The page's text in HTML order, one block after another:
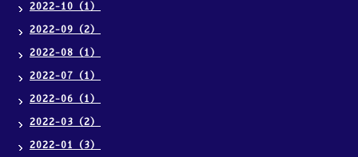
2022-10（1）
2022-09（2）
2022-08（1）
2022-07（1）
2022-06（1）
2022-03（2）
2022-01（3）